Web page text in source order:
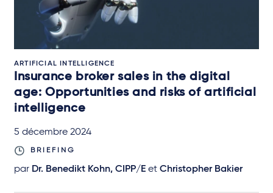
ARTIFICIAL INTELLIGENCE
Insurance broker sales in the digital
age: Opportunities and risks of artificial
intelligence
5 décembre 2024
BRIEFING
par Dr. Benedikt Kohn, CIPP/E et Christopher Bakier